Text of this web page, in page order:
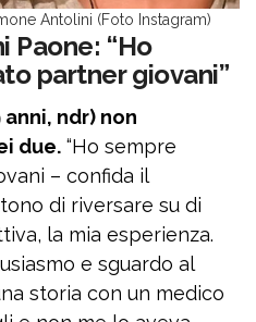
Antolini (Foto Instagram)
Paone: “Ho
partner giovani”
anni, ndr) non
due. “Ho sempre
– confida il
di riversare su di
la mia esperienza.
e sguardo al
storia con un medico